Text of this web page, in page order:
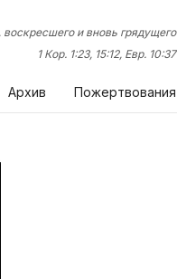
и вновь грядущего
1 Кор. 1:23, 15:12, Евр. 10:37
Архив Пожертвования